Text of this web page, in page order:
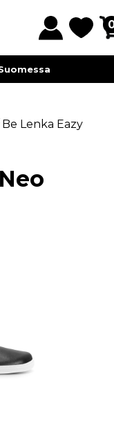
Be Lenka Eazy